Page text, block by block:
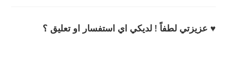
♥ عزيزتي لطفاً ! لديكي اي استفسار او تعليق ؟